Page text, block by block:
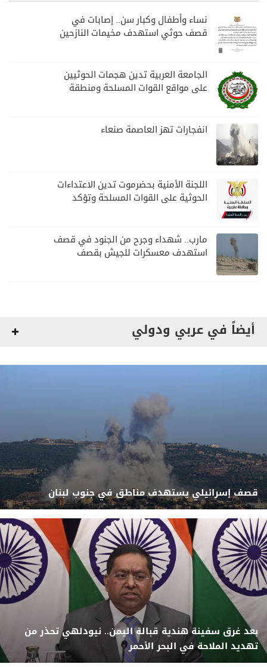
نساء وأطفال وكبار سن.. إصابات في
قصف حوثي استهدف مخيمات النازحين
الجامعة العربية تدين هجمات الحوثيين
على مواقع القوات المسلحة ومنطقة
انفجارات تهز العاصمة صنعاء
اللجنة الأمنية بحضرموت تدين الاعتداءات
الحوثية على القوات المسلحة وتؤكد
مارب.. شهداء وجرح من الجنود في قصف
استهدف معسكرات للجيش بقصف
أيضاً في عربي ودولي
قصف إسرائيلي يستهدف مناطق في جنوب لبنان
بعد غرق سفينة هندية قبالة اليمن.. نيودلهي تحذر من
تهديد الملاحة في البحر الأحمر